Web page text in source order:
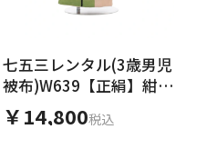
七五三レンタル(3歳男児
被布)W639【正絹】紺地
馬 ×ベージュ変わり柄
￥14,800税込